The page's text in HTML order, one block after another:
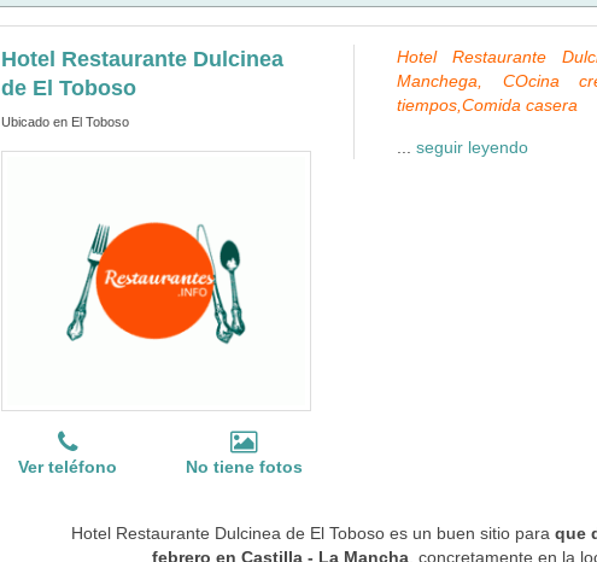
Hotel Restaurante Dulcinea
de El Toboso
Ubicado en El Toboso
Ver teléfono No tiene fotos
Hotel Restaurante
Manchega, COcina
tiempos,Comida casera
seguir leyendo
Hotel Restaurante Dulcinea de El Toboso es un buen sitio para que
febrero en Castilla - La Mancha , concretamente en la